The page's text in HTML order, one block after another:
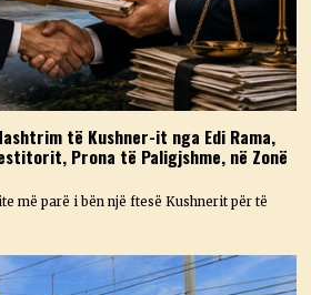
të Kushner-it nga Edi Rama,
Prona të Paligjshme, në Zonë
më parë i bën një ftesë Kushnerit për të